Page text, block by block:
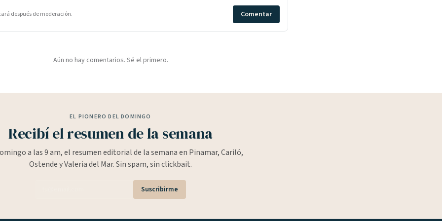
después de moderación. Comentar
Aún no hay comentarios. Sé el primero.
EL PIONERO DEL DOMINGO
Recibí el resumen de la semana
a las 9 am, el resumen editorial de la semana en Pinamar, Cariló,
Ostende y Valeria del Mar. Sin spam, sin clickbait.
Suscribirme